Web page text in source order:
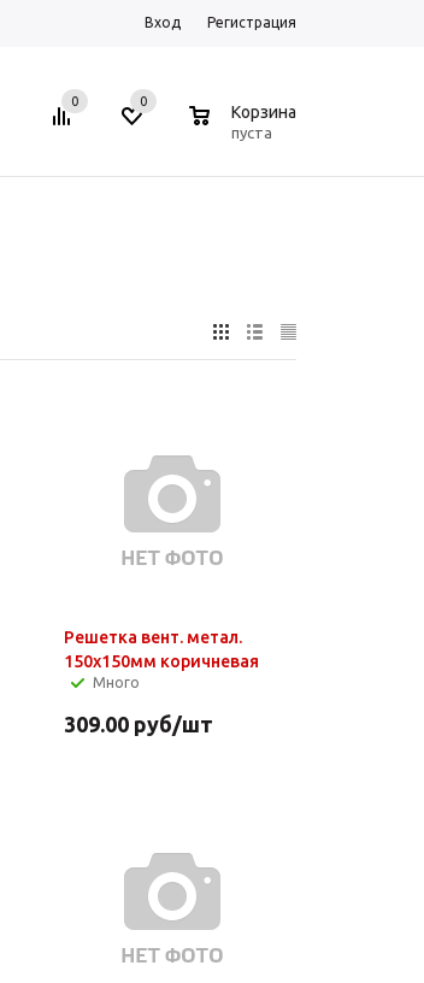
Вход Регистрация
0 0
Корзина
пуста
Решетка вент. метал.
150х150мм коричневая
Много
309.00руб/шт